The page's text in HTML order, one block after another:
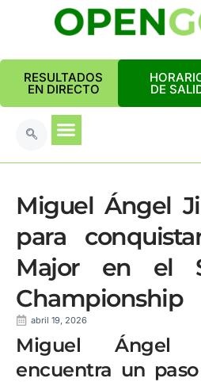
RESULTADOS
EN DIRECTO DE
Miguel Ángel
para
Major en el
Championship
abril 19, 2026
Miguel Ángel
encuentra un